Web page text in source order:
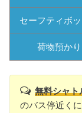
セーフティボ
荷物預かり
無料シャト
のバス停近く